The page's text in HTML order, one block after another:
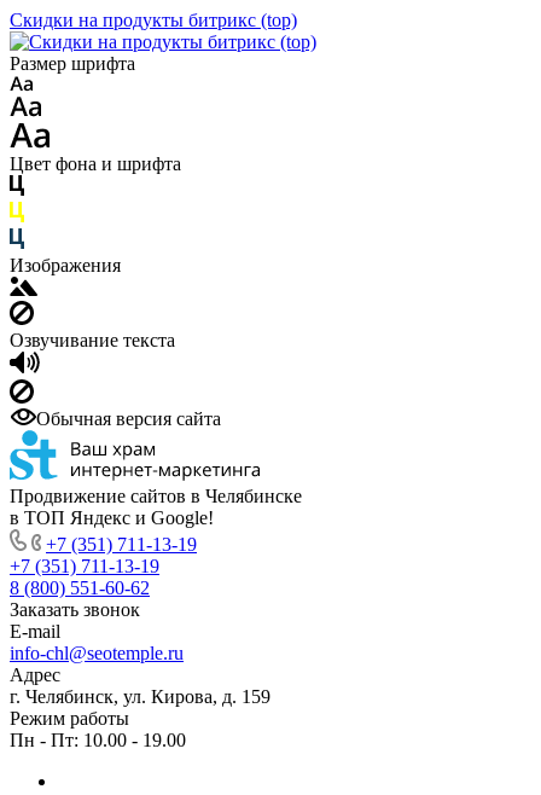
Скидки на продукты битрикс (top)
Размер шрифта
Цвет фона и шрифта
Изображения
Озвучивание текста
Обычная версия сайта
Продвижение сайтов в Челябинске
в ТОП Яндекс и Google!
+7 (351) 711-13-19
+7 (351) 711-13-19
8 (800) 551-60-62
Заказать звонок
E-mail
info-chl@seotemple.ru
Адрес
г. Челябинск, ул. Кирова, д. 159
Режим работы
Пн - Пт: 10.00 - 19.00